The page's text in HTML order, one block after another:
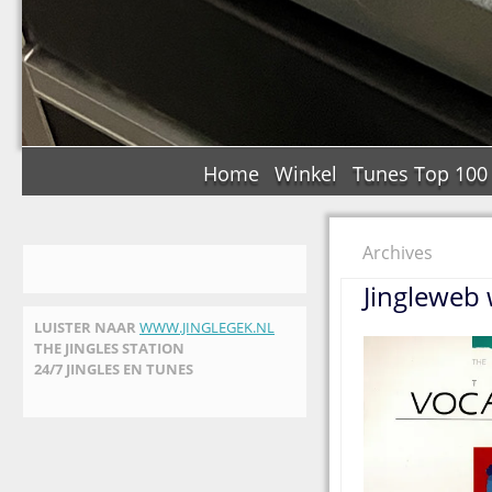
Home Winkel Tunes Top 100
LUISTER NAAR WWW.JINGLEGEK.NL
THE JINGLES STATION
24/7 JINGLES EN TUNES
Archives